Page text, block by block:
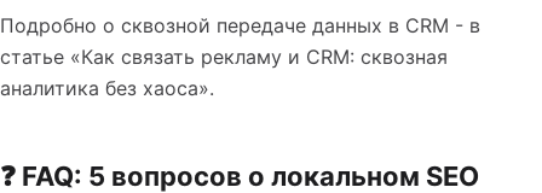
Подробно о сквозной передаче данных в CRM - в
статье «Как связать рекламу и CRM: сквозная
аналитика без хаоса».
❓ FAQ: 5 вопросов о локальном SEO